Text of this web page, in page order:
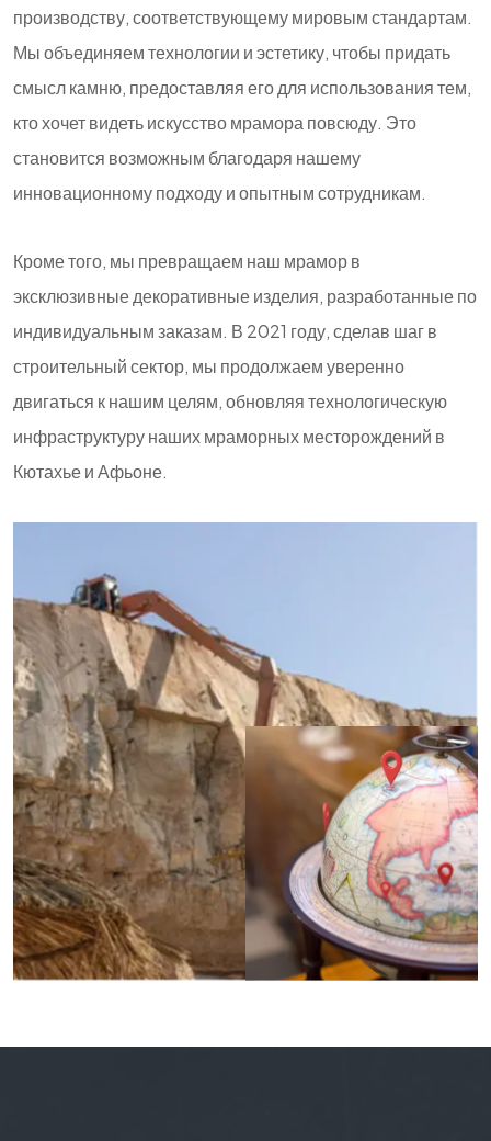
производству, соответствующему мировым стандартам.
Мы объединяем технологии и эстетику, чтобы придать
смысл камню, предоставляя его для использования тем,
кто хочет видеть искусство мрамора повсюду. Это
становится возможным благодаря нашему
инновационному подходу и опытным сотрудникам.
Кроме того, мы превращаем наш мрамор в
эксклюзивные декоративные изделия, разработанные по
индивидуальным заказам. В 2021 году, сделав шаг в
строительный сектор, мы продолжаем уверенно
двигаться к нашим целям, обновляя технологическую
инфраструктуру наших мраморных месторождений в
Кютахье и Афьоне.